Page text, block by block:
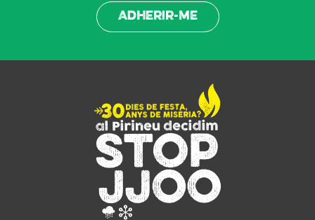
Adherir-me